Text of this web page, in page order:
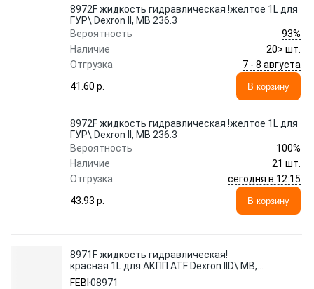
8972F жидкость гидравлическая !желтое 1L для
ГУР\ Dexron II, MB 236.3
Вероятность
93%
Наличие
20> шт.
Отгрузка
7 - 8 августа
41.60 p.
В корзину
8972F жидкость гидравлическая !желтое 1L для
ГУР\ Dexron II, MB 236.3
Вероятность
100%
Наличие
21 шт.
Отгрузка
сегодня в 12:15
43.93 p.
В корзину
8971F жидкость гидравлическая!
красная 1L для АКПП ATF Dexron IID\ MB,
Opel
FEBI 08971